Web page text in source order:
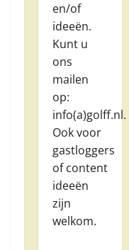
en/of
ideeën.
Kunt u
ons
mailen
op:
info(a)golff.nl.
Ook voor
gastloggers
of content
ideeën
zijn
welkom.